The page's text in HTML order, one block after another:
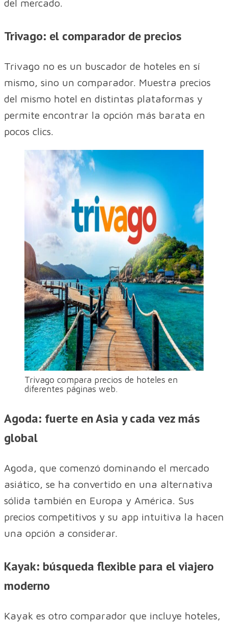
del mercado.
Trivago: el comparador de precios
Trivago no es un buscador de hoteles en sí
mismo, sino un comparador. Muestra precios
del mismo hotel en distintas plataformas y
permite encontrar la opción más barata en
pocos clics.
Trivago compara precios de hoteles en
diferentes páginas web.
Agoda: fuerte en Asia y cada vez más
global
Agoda, que comenzó dominando el mercado
asiático, se ha convertido en una alternativa
sólida también en Europa y América. Sus
precios competitivos y su app intuitiva la hacen
una opción a considerar.
Kayak: búsqueda flexible para el viajero
moderno
Kayak es otro comparador que incluye hoteles,